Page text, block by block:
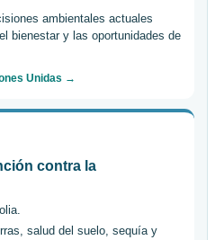
ambientales actuales
bienestar y las oportunidades de
Unidas →
contra la
salud del suelo, sequía y